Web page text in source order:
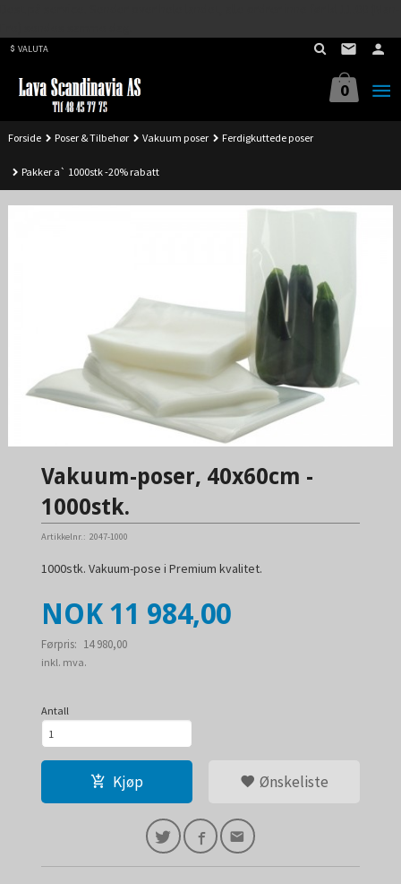
VALUTA
0
Forside Poser & Tilbehør Vakuum poser Ferdigkuttede poser
Pakker a` 1000stk -20% rabatt
Vakuum-poser, 40x60cm -
1000stk.
Artikkelnr.: 2047-1000
1000stk. Vakuum-pose i Premium kvalitet.
Tilbud
NOK 11 984,00
Førpris: 14 980,00
Rabatt
inkl. mva.
Antall
Kjøp Ønskeliste